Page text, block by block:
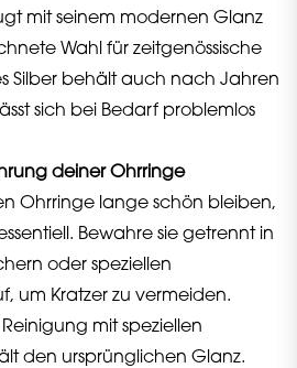
mit seinem modernen Glanz
Wahl für zeitgenössische
Silber behält auch nach Jahren
sich bei Bedarf problemlos
deiner Ohrringe
Ohrringe lange schön bleiben,
Bewahre sie getrennt in
oder speziellen
um Kratzer zu vermeiden.
mit speziellen
den ursprünglichen Glanz.